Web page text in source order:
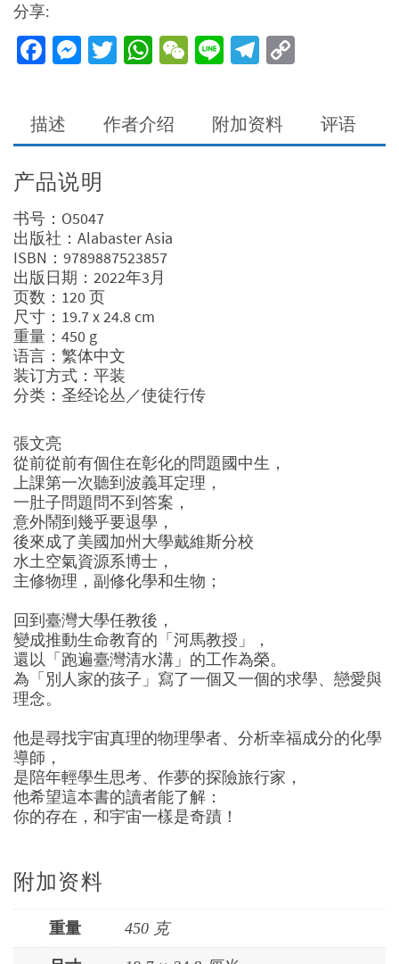
传
（平
装、
本）
分享:
Facebook
Messenger
Twitter
WhatsApp
WeChat
LineTelegram
描述 作者介绍 附加资料 评语
产品说明
书号：O5047
出版社：Alabaster Asia
ISBN：9789887523857
出版日期：2022年3月
页数：120 页
尺寸：19.7 x 24.8 cm
重量：450 g
语言：繁体中文
装订方式：平装
分类：圣经论丛／使徒行传
張文亮
從前從前有個住在彰化的問題國中生，
上課第一次聽到波義耳定理，
一肚子問題問不到答案，
意外鬧到幾乎要退學，
後來成了美國加州大學戴維斯分校
水土空氣資源系博士，
主修物理，副修化學和生物；
回到臺灣大學任教後，
變成推動生命教育的「河馬教授」，
還以「跑遍臺灣清水溝」的工作為榮。
為「別人家的孩子」寫了一個又一個的求學、戀愛與
理念。
他是尋找宇宙真理的物理學者、分析幸福成分的化學
導師，
是陪年輕學生思考、作夢的探險旅行家，
他希望這本書的讀者能了解：
你的存在，和宇宙一樣是奇蹟！
附加资料
重量 450 克